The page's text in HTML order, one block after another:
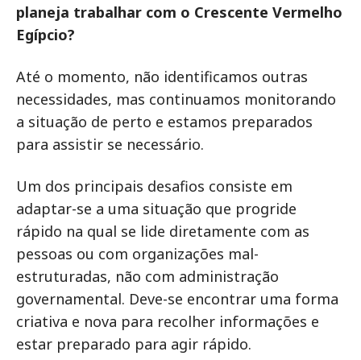
planeja trabalhar com o Crescente Vermelho
Egípcio?
Até o momento, não identificamos outras
necessidades, mas continuamos monitorando
a situação de perto e estamos preparados
para assistir se necessário.
Um dos principais desafios consiste em
adaptar-se a uma situação que progride
rápido na qual se lide diretamente com as
pessoas ou com organizações mal-
estruturadas, não com administração
governamental. Deve-se encontrar uma forma
criativa e nova para recolher informações e
estar preparado para agir rápido.